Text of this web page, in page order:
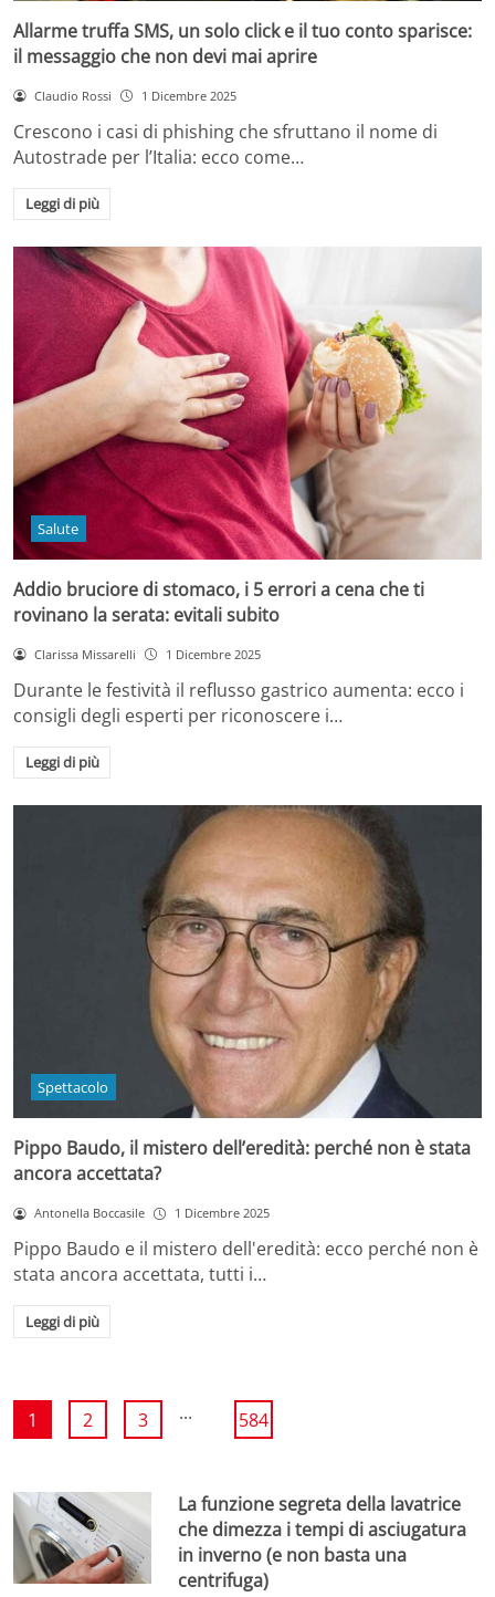
Allarme truffa SMS, un solo click e il tuo conto sparisce:
il messaggio che non devi mai aprire
Claudio Rossi 1 Dicembre 2025
Crescono i casi di phishing che sfruttano il nome di
Autostrade per l’Italia: ecco come…
Leggi di più
Salute
Addio bruciore di stomaco, i 5 errori a cena che ti
rovinano la serata: evitali subito
Clarissa Missarelli 1 Dicembre 2025
Durante le festività il reflusso gastrico aumenta: ecco i
consigli degli esperti per riconoscere i…
Leggi di più
Spettacolo
Pippo Baudo, il mistero dell’eredità: perché non è stata
ancora accettata?
Antonella Boccasile 1 Dicembre 2025
Pippo Baudo e il mistero dell'eredità: ecco perché non è
stata ancora accettata, tutti i…
Leggi di più
1 2 3 ... 584
La funzione segreta della lavatrice
che dimezza i tempi di asciugatura
in inverno (e non basta una
centrifuga)